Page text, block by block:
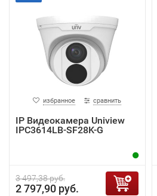
избранное сравнить
IP Видеокамера Uniview
IPC3614LB-SF28K-G
3 497,38 руб.
2 797,90 руб.